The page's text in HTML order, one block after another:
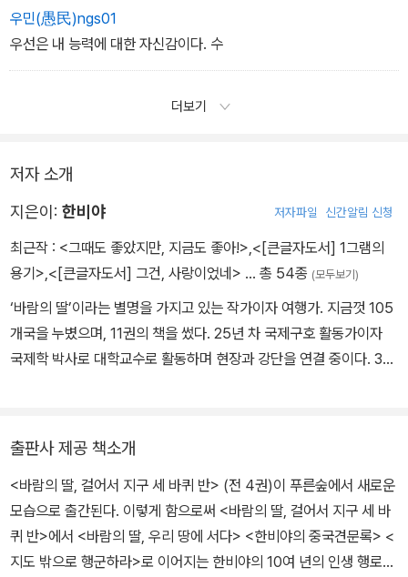
우민(愚民)ngs01
우선은 내 능력에 대한 자신감이다. 수
더보기
저자 소개
지은이: 한비야 저자파일 신간알림 신청
최근작 : <그때도 좋았지만, 지금도 좋아!>,<[큰글자도서] 1그램의
용기>,<[큰글자도서] 그건, 사랑이었네> … 총 54종 (모두보기)
‘바람의 딸’이라는 별명을 가지고 있는 작가이자 여행가. 지금껏 105
개국을 누볐으며, 11권의 책을 썼다. 25년 차 국제구호 활동가이자
국제학 박사로 대학교수로 활동하며 현장과 강단을 연결 중이다. 30
는 세계시민’이라는 믿음으로 월드비전 세계시민학교를 만들었다. 잠
은 못 자도 산에는 가야 하는 산쟁이이자, 글을 쓸 때 가장 행복한 글
쟁이. 무엇이든 배우는 것을 좋아하는 영원한 학생이다. 비빔국수 한
그릇, 짭짤한 과자 한 봉지에도 기분이 몹시 좋아지는 자가발전형 인
간 에너자이저이기도 하다. 변함없는 인생 모토는 ‘즐겁고 자유롭게,
출판사 제공 책소개
<바람의 딸, 걸어서 지구 세 바퀴 반> (전 4권)이 푸른숲에서 새로운
모습으로 출간된다. 이렇게 함으로써 <바람의 딸, 걸어서 지구 세 바
퀴 반>에서 <바람의 딸, 우리 땅에 서다> <한비야의 중국견문록> <
지도 밖으로 행군하라>로 이어지는 한비야의 10여 년의 인생 행로가